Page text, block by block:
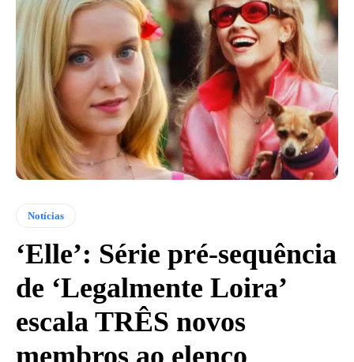
Notícias
‘Elle’: Série pré-sequência
de ‘Legalmente Loira’
escala TRÊS novos